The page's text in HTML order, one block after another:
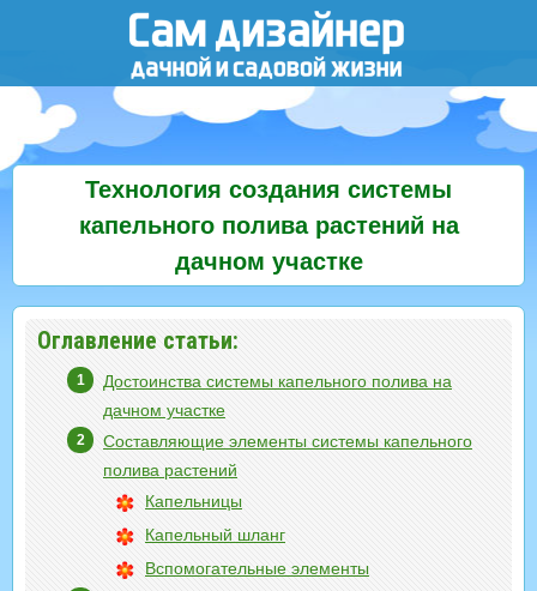
Технология создания системы
капельного полива растений на
дачном участке
Оглавление статьи:
Достоинства системы капельного полива на
дачном участке
Составляющие элементы системы капельного
полива растений
Капельницы
Капельный шланг
Вспомогательные элементы